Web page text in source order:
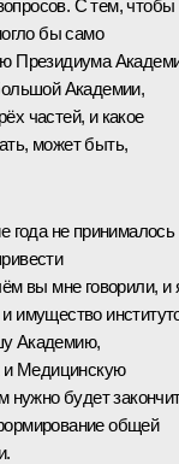
С тем, чтобы
бы само
Президиума
Академии,
частей, и какое
может быть,
года не принималось
вы мне говорили, и
имущество
Академию,
Медицинскую
нужно будет
общей